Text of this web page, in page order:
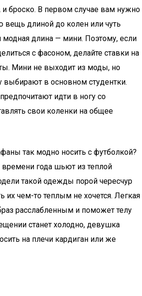
и броско. В первом случае вам нужно
вещь длиной до колен или чуть
модная длина — мини. Поэтому, если
с фасоном, делайте ставки на
Мини не выходит из моды, но
выбирают в основном студентки.
идти в ногу со
свои коленки на общее
так модно носить с футболкой?
года шьют из теплой
такой одежды порой чересчур
их чем-то теплым не хочется. Легкая
расслабленным и поможет телу
станет холодно, девушка
на плечи кардиган или же